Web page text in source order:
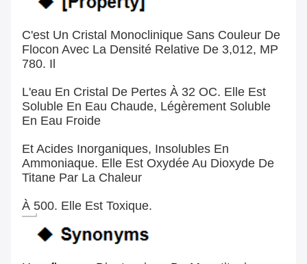
C'est Un Cristal Monoclinique Sans Couleur De
Flocon Avec La Densité Relative De 3,012, MP
780. Il
L'eau En Cristal De Pertes À 32 OC. Elle Est
Soluble En Eau Chaude, Légèrement Soluble
En Eau Froide
Et Acides Inorganiques, Insolubles En
Ammoniaque. Elle Est Oxydée Au Dioxyde De
Titane Par La Chaleur
À 500. Elle Est Toxique.